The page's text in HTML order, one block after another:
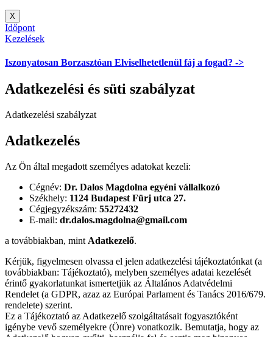
X
Időpont
Kezelések
Iszonyatosan Borzasztóan Elviselhetetlenül fáj a fogad? ->
Adatkezelési és süti szabályzat
Adatkezelési szabályzat
Adatkezelés
Az Ön által megadott személyes adatokat kezeli:
Cégnév: Dr. Dalos Magdolna egyéni vállalkozó
Székhely: 1124 Budapest Fürj utca 27.
Cégjegyzékszám: 55272432
E-mail: dr.dalos.magdolna@gmail.com
a továbbiakban, mint Adatkezelő.
Kérjük, figyelmesen olvassa el jelen adatkezelési tájékoztatónkat (a
továbbiakban: Tájékoztató), melyben személyes adatai kezelését
érintő gyakorlatunkat ismertetjük az Általános Adatvédelmi
Rendelet (a GDPR, azaz az Európai Parlament és Tanács 2016/679.
rendelete) szerint.
Ez a Tájékoztató az Adatkezelő szolgáltatásait fogyasztóként
igénybe vevő személyekre (Önre) vonatkozik. Bemutatja, hogy az